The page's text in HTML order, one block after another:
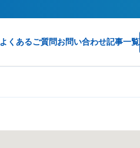
よくあるご質問お問い合わせ記事一覧